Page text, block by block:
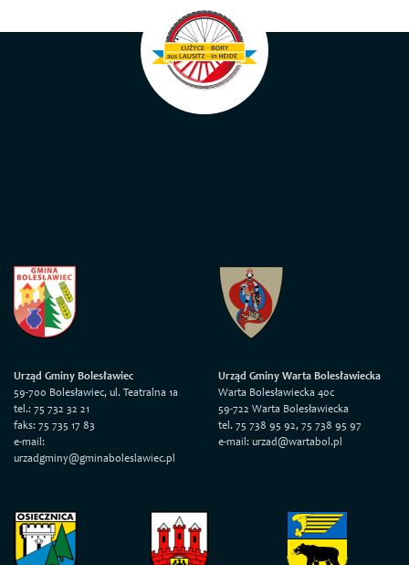
Urząd Gminy Bolesławiec
59-700 Bolesławiec, ul. Teatralna 1a
tel.: 75 732 32 21
faks: 75 735 17 83
e-mail:
urzadgminy@gminaboleslawiec.pl
Urząd Gminy Warta Bolesławiecka
Warta Bolesławiecka 40c
59-722 Warta Bolesławiecka
tel. 75 738 95 92, 75 738 95 97
e-mail: urzad@wartabol.pl